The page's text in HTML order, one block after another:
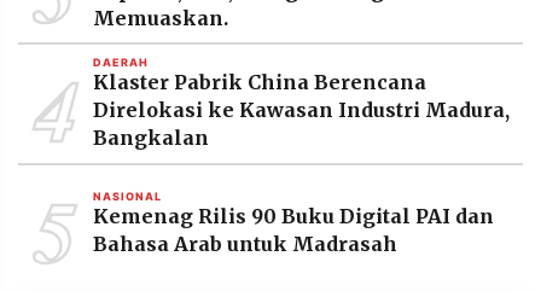
Memuaskan.
4 DAERAH
Klaster Pabrik China Berencana
Direlokasi ke Kawasan Industri Madura,
Bangkalan
5 NASIONAL
Kemenag Rilis 90 Buku Digital PAI dan
Bahasa Arab untuk Madrasah